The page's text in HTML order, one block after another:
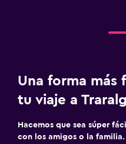
Una forma más
tu viaje a
Hacemos que sea súper
con los amigos o la familia.